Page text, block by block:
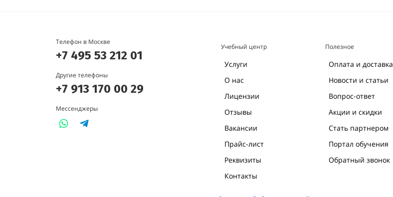
Телефон в Москве
+7 495 53 212 01
Другие телефоны
+7 913 170 00 29
Мессенджеры
Учебный центр
Услуги
О нас
Лицензии
Отзывы
Вакансии
Прайс-лист
Реквизиты
Контакты
Полезное
Оплата и доставка
Новости и статьи
Вопрос-ответ
Акции и скидки
Стать партнером
Портал обучения
Обратный звонок